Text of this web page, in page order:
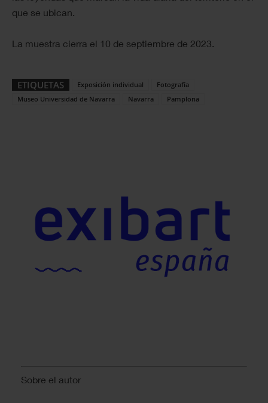
que se ubican.
La muestra cierra el 10 de septiembre de 2023.
ETIQUETAS Exposición individual
Fotografía
Museo Universidad de Navarra
Navarra Pamplona
Sobre el autor